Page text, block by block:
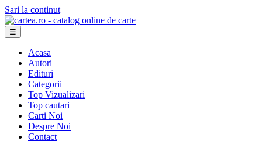
Sari la continut
☰
Acasa
Autori
Edituri
Categorii
Top Vizualizari
Top cautari
Carti Noi
Despre Noi
Contact